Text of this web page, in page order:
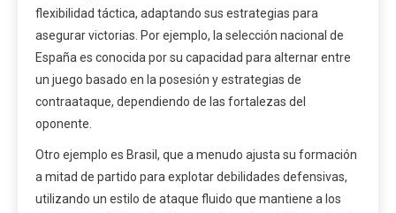
flexibilidad táctica, adaptando sus estrategias para
asegurar victorias. Por ejemplo, la selección nacional de
España es conocida por su capacidad para alternar entre
un juego basado en la posesión y estrategias de
contraataque, dependiendo de las fortalezas del
oponente.
Otro ejemplo es Brasil, que a menudo ajusta su formación
a mitad de partido para explotar debilidades defensivas,
utilizando un estilo de ataque fluido que mantiene a los